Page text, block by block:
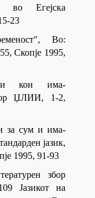
во Егејска
23
Во:
Скопје 1995,
кон има-
ЏЛИИ, 1-2,
за сум и има-
јазик,
1995, 91-93
збор
Јазикот на